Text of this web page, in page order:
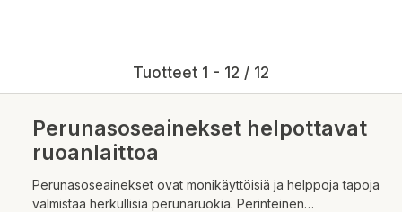
Tuotteet 1 - 12 / 12
Perunasoseainekset helpottavat
ruoanlaittoa
Perunasoseainekset ovat monikäyttöisiä ja helppoja tapoja
valmistaa herkullisia perunaruokia. Perinteinen